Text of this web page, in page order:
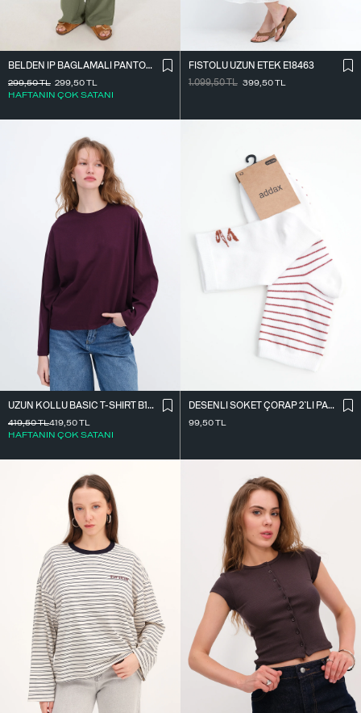
BELDEN İ̇P BAĞLAMALI PANTOLON PN16372-İ6
299,50TL
HAFTANIN ÇOK SATANI
299,50TL
FISTOLU UZUN ETEK E18463
1.099,50TL 399,50TL
UZUN KOLLU BASIC T-SHIRT B10571
419,50TL
HAFTANIN ÇOK SATANI
419,50TL
DESENLI SOKET ÇORAP 2`LI PAKET ÇRP3014
99,50TL